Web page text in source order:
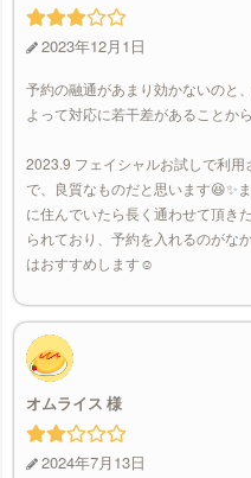
2023年12月1日
予約の融通があまり効かないのと
よって対応に若干差があることか
2023.9 フェイシャルお試しで利
で、良質なものだと思います😆✨
に住んでいたら長く通わせて頂き
られており、予約を入れるのがな
はおすすめします☺️
オムライス
2024年7月13日